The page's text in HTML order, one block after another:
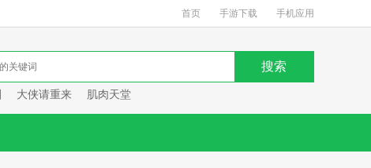
首页 手游下载 手机应用
大侠请重来 肌肉天堂